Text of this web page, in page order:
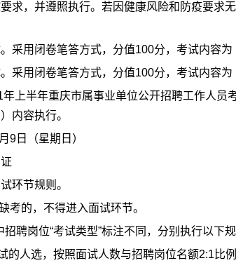
求，并遵照执行。若因健康风险和防疫要求
采用闭卷笔答方式，分值100分，考试内容为
采用闭卷笔答方式，分值100分，考试内容为
上半年重庆市属事业单位公开招聘工作人员
内容执行。
9日（星期日）
环节规则。
考的，不得进入面试环节。
聘岗位“考试类型”标注不同，分别执行以下规
的人选，按照面试人数与招聘岗位名额2:1比